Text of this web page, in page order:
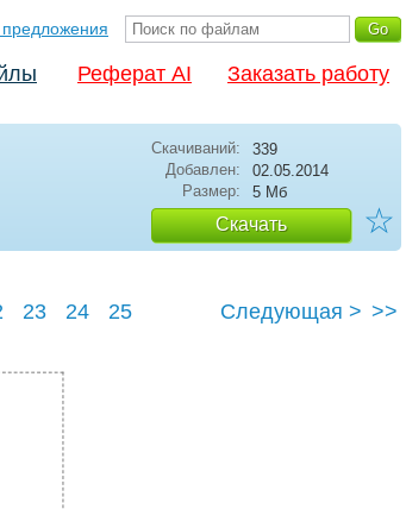
Реферат AI Заказать работу
Скачиваний:
339
Добавлен:
02.05.2014
Размер:
5 Мб
Скачать ☆
23 24 25 Следующая > >>